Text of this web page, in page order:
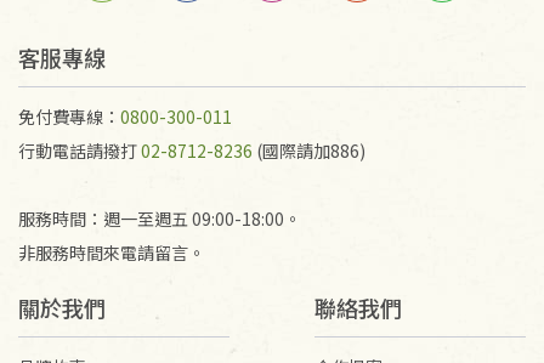
客服專線
免付費專線： 0800-300-011
行動電話請撥打02-8712-8236 (國際請加886)
服務時間：週一至週五 09:00-18:00。
非服務時間來電請留言。
關於我們 聯絡我們